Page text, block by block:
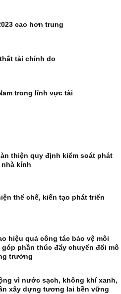
cao hơn trung
tài chính do
trong lĩnh vực tài
thiện quy định kiểm soát phát
kính
thể chế, kiến tạo phát triển
hiệu quả công tác bảo vệ môi
phần thúc đẩy chuyển đổi mô
trưởng
vì nước sạch, không khí xanh,
xây dựng tương lai bền vững